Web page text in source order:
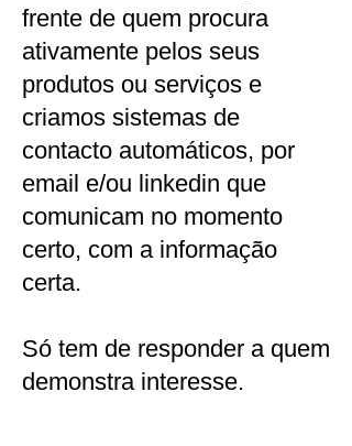
frente de quem procura
ativamente pelos seus
produtos ou serviços e
criamos sistemas de
contacto automáticos, por
email e/ou linkedin que
comunicam no momento
certo, com a informação
certa.
Só tem de responder a quem
demonstra interesse.